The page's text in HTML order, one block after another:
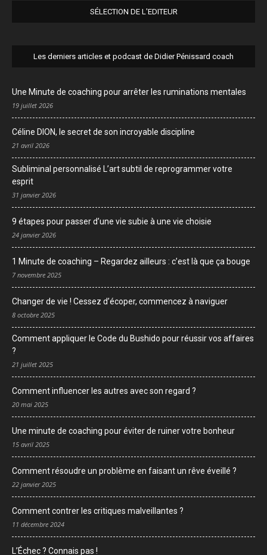
SÉLECTION DE L'EDITEUR
Les derniers articles et podcast de Didier Pénissard coach
Une Minute de coaching pour arrêter les ruminations mentales
19 juillet 2026
Céline DION, le secret de son incroyable discipline
21 avril 2026
Subliminal personnalisé L’art subtil de reprogrammer votre
esprit
31 janvier 2026
9 étapes pour passer d’une vie subie à une vie choisie
24 janvier 2026
1 Minute de coaching – Regardez ailleurs : c’est là que ça bouge
7 novembre 2025
Changer de vie ! Cessez d’écoper, commencez à naviguer
8 octobre 2025
Comment appliquer le Code du Bushido pour réussir vos affaires
?
21 juillet 2025
Comment influencer les autres avec son regard ?
20 mai 2025
Une minute de coaching pour éviter de ruiner votre bonheur
15 avril 2025
Comment résoudre un problème en faisant un rêve éveillé ?
22 janvier 2025
Comment contrer les critiques malveillantes ?
11 décembre 2024
L’Échec ? Connais pas !